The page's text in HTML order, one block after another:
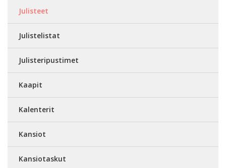
Julisteet
Julistelistat
Julisteripustimet
Kaapit
Kalenterit
Kansiot
Kansiotaskut